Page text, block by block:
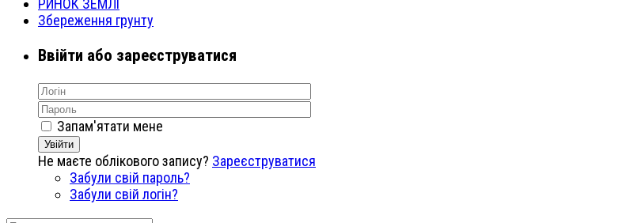
РИНОК ЗЕМЛІ
Збереження грунту
Ввійти або зареєструватися
Запам'ятати мене
Увійти
Не маєте облікового запису? Зареєструватися
Забули свій пароль?
Забули свій логін?